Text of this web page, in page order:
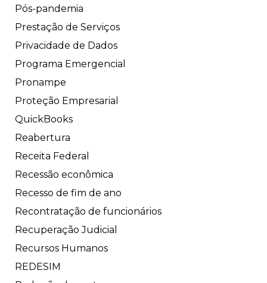
Pós-pandemia
Prestação de Serviços
Privacidade de Dados
Programa Emergencial
Pronampe
Proteção Empresarial
QuickBooks
Reabertura
Receita Federal
Recessão econômica
Recesso de fim de ano
Recontratação de funcionários
Recuperação Judicial
Recursos Humanos
REDESIM